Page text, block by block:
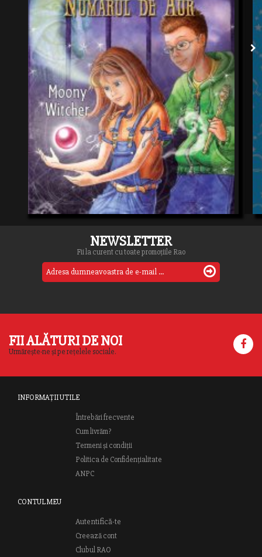
NEWSLETTER
Fii la curent cu toate promoțiile Rao
FII ALĂTURI DE NOI
Urmărește-ne și pe rețelele sociale.
INFORMAȚII UTILE
Întrebări frecvente
Cum livrăm?
Termeni și condiții
Politica de Confidențialitate
ANPC
CONTUL MEU
Autentifică-te
Creează cont
Clubul RAO